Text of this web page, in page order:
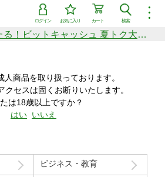
︙
検索
カート
お気に入り
ログイン
シリーズ
新着セール中商品
す
価格の高い順
総額50万円分が当たる！ビットキャッシュ 夏トク大感謝祭
人商品を取り扱っております。
クセスは固くお断りいたします。
は18歳以上ですか？
はい いいえ
ビジネス・教育